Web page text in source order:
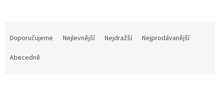
Doporučujeme Nejlevnější Nejdražší
Nejprodávanější
Abecedně